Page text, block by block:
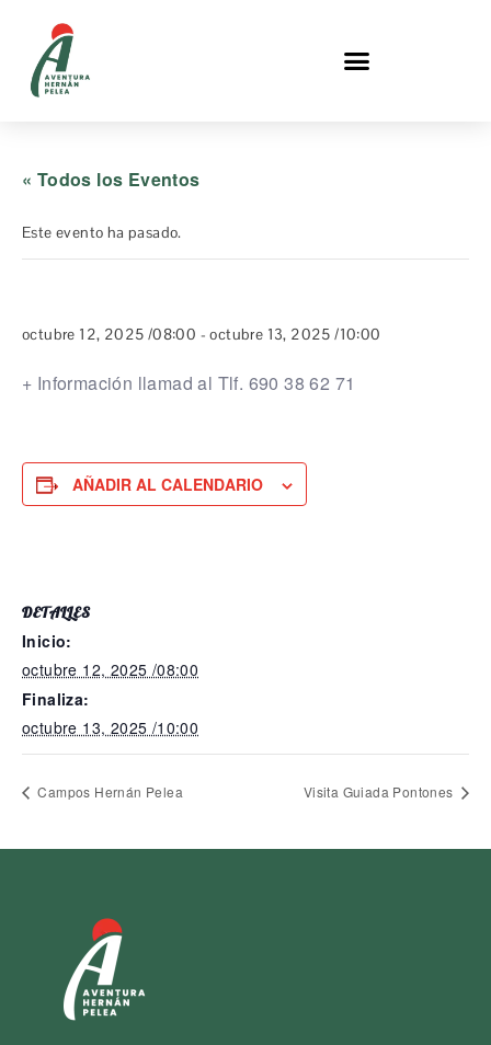
« Todos los Eventos
Este evento ha pasado.
octubre 12, 2025 /08:00 -octubre 13, 2025 /10:00
+ Información llamad al Tlf. 690 38 62 71
AÑADIR AL CALENDARIO
DETALLES
Inicio:
octubre 12, 2025 /08:00
Finaliza:
octubre 13, 2025 /10:00
Campos Hernán Pelea Visita Guiada Pontones